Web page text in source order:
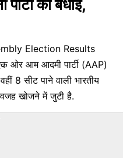
को बधाई,
Election Results
ओर आम आदमी पार्टी (AAP)
8 सीट पाने वाली भारतीय
वजह खोजने में जुटी है.